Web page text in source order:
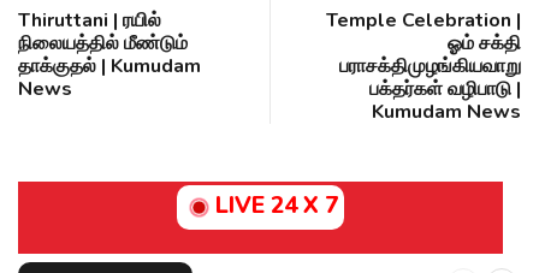
Thiruttani | ரயில்
நிலையத்தில் மீண்டும்
தாக்குதல் | Kumudam
News
Temple Celebration |
ஓம் சக்தி
பராசக்திமுழங்கியவாறு
பக்தர்கள் வழிபாடு |
Kumudam News
LIVE 24 X 7